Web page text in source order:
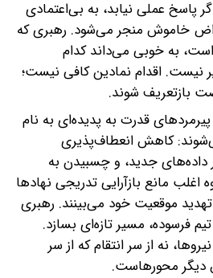
عملی نیابد، به بی‌اعتمادی
خاموش منجر می‌شود. رهبری که
است، به خوبی می‌داند کدام
نیست. اقدام نمادین کافی نیست؛
بازتعریف شوند.
قدرت به پدیده‌ای به نام
کاهش انعطاف‌پذیری
داده‌های جدید، و چسبیدن به
مانع بازآرایی تدریجی نهادها
تهدید موقعیت خود می‌بینند. رهبری
فرسوده، مسیر تازه‌ای بسازد.
نه از سر انتقام که از سر
محورهاست.